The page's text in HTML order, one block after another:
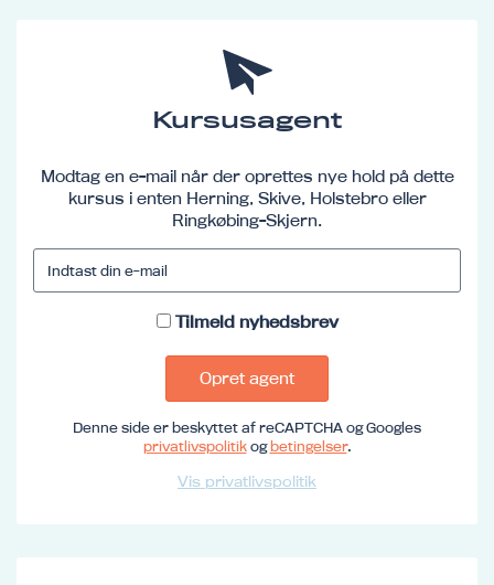
Kursusagent
Modtag en e-mail når der oprettes nye hold på dette
kursus i enten Herning, Skive, Holstebro eller
Ringkøbing-Skjern.
Tilmeld nyhedsbrev
Opret agent
Denne side er beskyttet af reCAPTCHA og Googles
privatlivspolitikogbetingelser.
Vis privatlivspolitik